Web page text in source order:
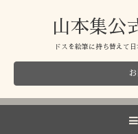
山本集公
ドスを絵筆に持ち替えて